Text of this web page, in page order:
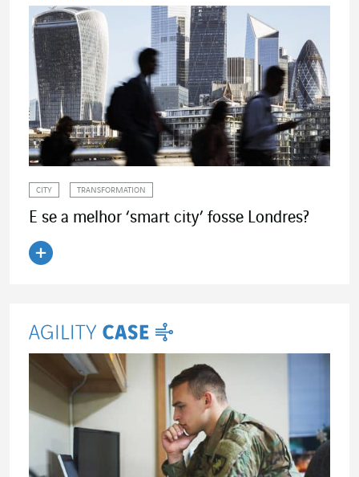
CITY TRANSFORMATION
E se a melhor ‘smart city’ fosse Londres?